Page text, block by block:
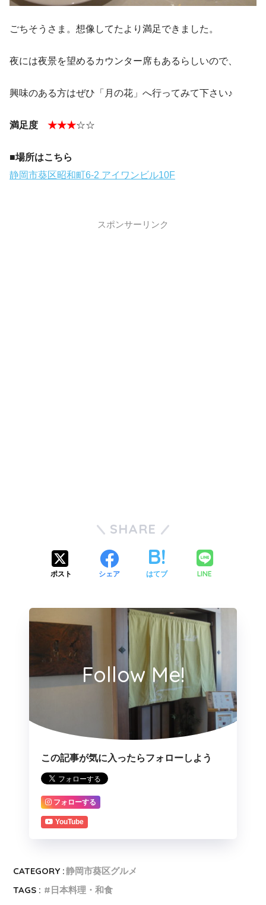
ごちそうさま。想像してたより満足できました。
夜には夜景を望めるカウンター席もあるらしいので、
興味のある方はぜひ「月の花」へ行ってみて下さい♪
満足度 ★★★☆☆
■場所はこちら
静岡市葵区昭和町6-2 アイワンビル10F
スポンサーリンク
SHARE
ポスト シェア はてブ LINE
Follow Me!
この記事が気に入ったらフォローしよう
フォローする
YouTube
CATEGORY :静岡市葵区グルメ
TAGS :
日本料理・和食